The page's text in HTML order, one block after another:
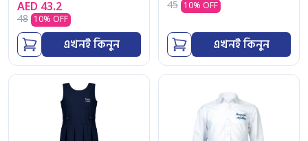
AED 43.2
48 10% OFF
এখনই কিনুন
45 10% OFF
এখনই কিনুন